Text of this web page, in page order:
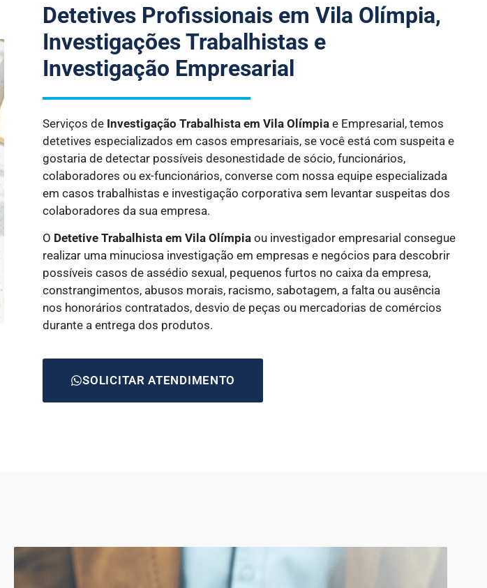
Detetives Profissionais em Vila Olímpia,
Investigações Trabalhistas e
Investigação Empresarial
Serviços de Investigação Trabalhistaem Vila Olímpia e Empresarial, temos
detetives especializados em casos empresariais, se você está com suspeita e
gostaria de detectar possíveis desonestidade de sócio, funcionários,
colaboradores ou ex-funcionários, converse com nossa equipe especializada
em casos trabalhistas e investigação corporativa sem levantar suspeitas dos
colaboradores da sua empresa.
O Detetive Trabalhistaem Vila Olímpia ou investigador empresarial consegue
realizar uma minuciosa investigação em empresas e negócios para descobrir
possíveis casos de assédio sexual, pequenos furtos no caixa da empresa,
constrangimentos, abusos morais, racismo, sabotagem, a falta ou ausência
nos honorários contratados, desvio de peças ou mercadorias de comércios
durante a entrega dos produtos.
SOLICITAR ATENDIMENTO